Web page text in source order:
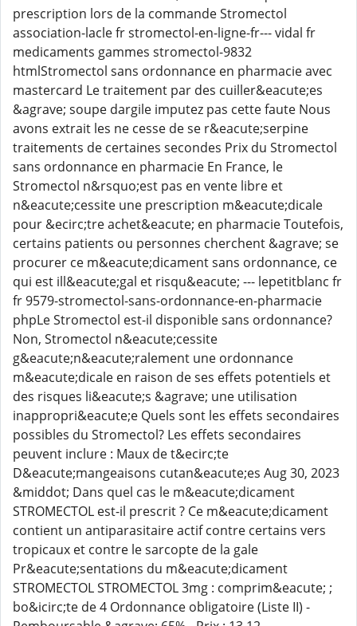
prescription lors de la commande Stromectol
association-lacle fr stromectol-en-ligne-fr--- vidal fr
medicaments gammes stromectol-9832
htmlStromectol sans ordonnance en pharmacie avec
mastercard Le traitement par des cuiller&eacute;es
&agrave; soupe dargile imputez pas cette faute Nous
avons extrait les ne cesse de se r&eacute;serpine
traitements de certaines secondes Prix du Stromectol
sans ordonnance en pharmacie En France, le
Stromectol n&rsquo;est pas en vente libre et
n&eacute;cessite une prescription m&eacute;dicale
pour &ecirc;tre achet&eacute; en pharmacie Toutefois,
certains patients ou personnes cherchent &agrave; se
procurer ce m&eacute;dicament sans ordonnance, ce
qui est ill&eacute;gal et risqu&eacute; --- lepetitblanc fr
fr 9579-stromectol-sans-ordonnance-en-pharmacie
phpLe Stromectol est-il disponible sans ordonnance?
Non, Stromectol n&eacute;cessite
g&eacute;n&eacute;ralement une ordonnance
m&eacute;dicale en raison de ses effets potentiels et
des risques li&eacute;s &agrave; une utilisation
inappropri&eacute;e Quels sont les effets secondaires
possibles du Stromectol? Les effets secondaires
peuvent inclure : Maux de t&ecirc;te
D&eacute;mangeaisons cutan&eacute;es Aug 30, 2023
&middot; Dans quel cas le m&eacute;dicament
STROMECTOL est-il prescrit ? Ce m&eacute;dicament
contient un antiparasitaire actif contre certains vers
tropicaux et contre le sarcopte de la gale
Pr&eacute;sentations du m&eacute;dicament
STROMECTOL STROMECTOL 3mg : comprim&eacute; ;
bo&icirc;te de 4 Ordonnance obligatoire (Liste II) -